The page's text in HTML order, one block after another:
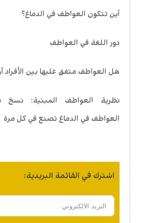
أين تتكون العواطف في الدماغ؟
دور اللغة في العواطف
هل العواطف متفق عليها بين الأفراد
نظرية العواطف المبنية: نسخ
العواطف في الدماغ تصنع في كل مرة
اشترك في القائمة البريدية: